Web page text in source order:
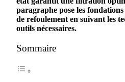
paragraphe pose les fondations
de refoulement en suivant les
outils nécessaires.
Sommaire